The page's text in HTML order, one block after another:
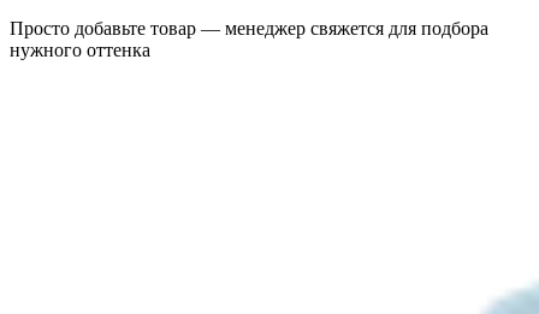
Просто добавьте товар — менеджер свяжется для подбора
нужного оттенка